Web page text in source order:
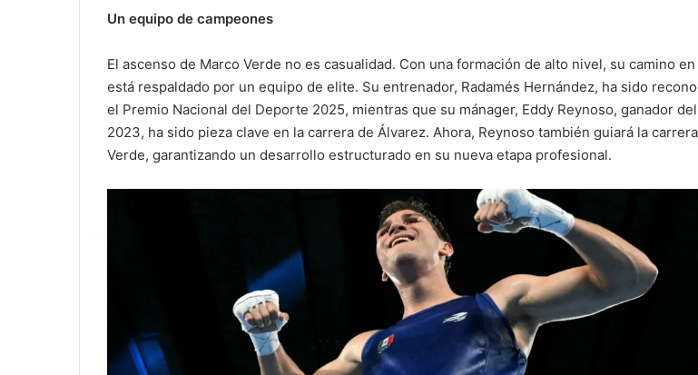
Un equipo de campeones
El ascenso de Marco Verde no es casualidad. Con una formación de alto nivel, su camino
está respaldado por un equipo de elite. Su entrenador, Radamés Hernández, ha sido
el Premio Nacional del Deporte 2025, mientras que su mánager, Eddy Reynoso, ganador
2023, ha sido pieza clave en la carrera de Álvarez. Ahora, Reynoso también guiará la
Verde, garantizando un desarrollo estructurado en su nueva etapa profesional.